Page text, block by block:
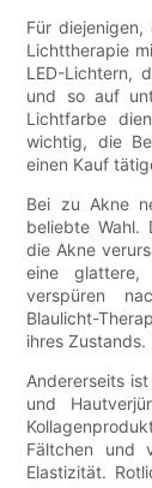
Für
Lichttherapie
LED-Lichtern,
und so auf
Lichtfarbe
wichtig, die
einen Kauf
Bei zu Akne
beliebte Wahl.
die Akne
eine
verspüren
Blaulicht-
ihres Zustands.
Andererseits
und
Fältchen und
Elastizität.